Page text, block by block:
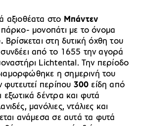
αξιοθέατα στο Μπάντεν
πάρκο- μονοπάτι με το όνομα
Βρίσκεται στη δυτική όχθη του
από το 1655 την αγορά
Lichtental. Την περίοδο
η σημερινή του
φυτευτεί περίπου 300 είδη από
εξωτικά δέντρα και φυτά
μανόλιες, ντάλιες και
ανάμεσα σε αυτά τα φυτά